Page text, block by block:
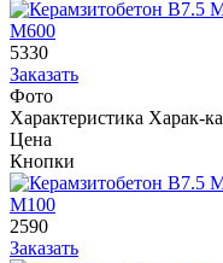
М600
5330
Заказать
Фото
Характеристика Харак-ка
Цена
Кнопки
М100
2590
Заказать